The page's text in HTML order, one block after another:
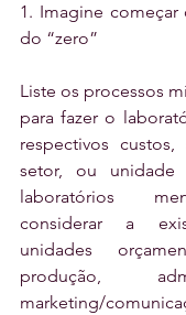
1. Imagine começar
do “zero”
Liste os processos
para fazer o
respectivos
setor, ou unidade
laboratórios
considerar a
unidades
produção,
marketing/